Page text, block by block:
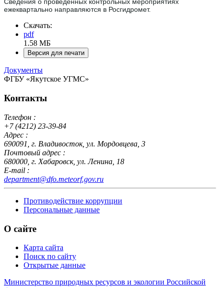
Сведения о проведенных контрольных мероприятиях
ежеквартально направляются в Росгидромет.
Скачать:
pdf
1.58 МБ
Версия для печати
Документы
ФГБУ «Якутское УГМС»
Контакты
Телефон :
+7 (4212) 23-39-84
Адрес :
690091, г. Владивосток, ул. Мордовцева, 3
Почтовый адрес :
680000, г. Хабаровск, ул. Ленина, 18
E-mail :
department@dfo.meteorf.gov.ru
Противодействие коррупции
Персональные данные
О сайте
Карта сайта
Поиск по сайту
Открытые данные
Министерство природных ресурсов и экологии Российской